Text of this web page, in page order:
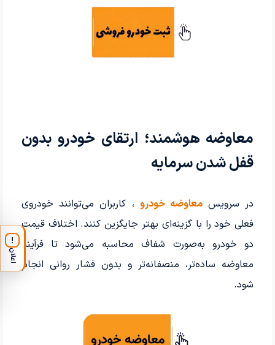
معاوضه هوشمند؛ ارتقای خودرو بدون
قفل شدن سرمایه
در سرویسمعاوضه خودرو، کاربران می‌توانند خودروی
فعلی خود را با گزینه‌ای بهتر جایگزین کنند. اختلاف قیمت
دو خودرو به‌صورت شفاف محاسبه می‌شود تا فرآیند
معاوضه ساده‌تر، منصفانه‌تر و بدون فشار روانی انجام
شود.
!
اعلان